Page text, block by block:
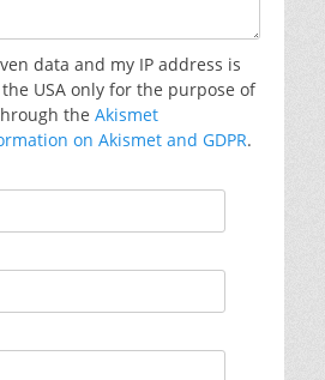
data and my IP address is
USA only for the purpose of
the Akismet
on Akismet and GDPR.